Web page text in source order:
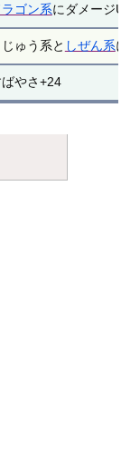
ラゴン系にダメージ
ゅう系と しぜん系
やさ+24